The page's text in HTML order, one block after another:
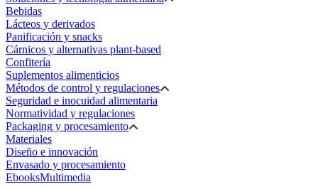
Bebidas
Lácteos y derivados
Panificación y snacks
Cárnicos y alternativas plant-based
Confitería
Suplementos alimenticios
Métodos de control y regulaciones
Seguridad e inocuidad alimentaria
Normatividad y regulaciones
Packaging y procesamiento
Materiales
Diseño e innovación
Envasado y procesamiento
EbooksMultimedia